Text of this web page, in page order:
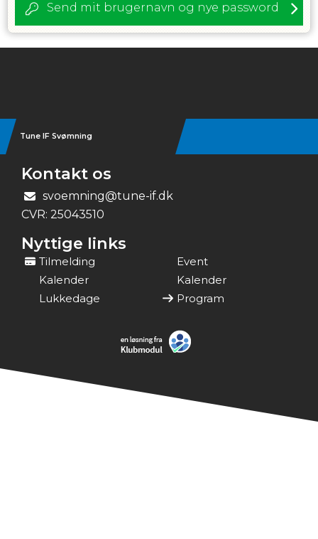
Send mit brugernavn og nye password
Tune IF Svømning
Kontakt os
svoemning@tune-if.dk
CVR: 25043510
Nyttige links
Tilmelding
Event
Kalender
Kalender
Lukkedage
Program